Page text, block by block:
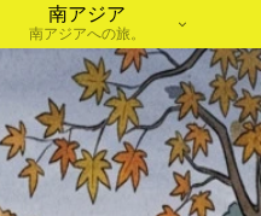
南アジア
南アジアへの旅。